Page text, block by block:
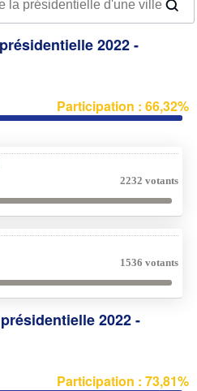
2022 -
Participation : 66,32%
2232 votants
1536 votants
2022 -
Participation : 73,81%